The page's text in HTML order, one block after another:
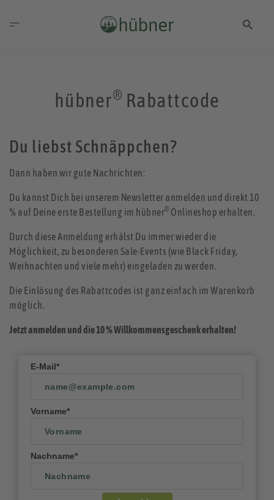
hübner® Rabattcode
Du liebst Schnäppchen?
Dann haben wir gute Nachrichten:
Du kannst Dich bei unserem Newsletter anmelden und direkt 10
% auf Deine erste Bestellung im hübner® Onlineshop erhalten.
Durch diese Anmeldung erhälst Du immer wieder die
Möglichkeit, zu besonderen Sale-Events (wie Black Friday,
Weihnachten und viele mehr) eingeladen zu werden.
Die Einlösung des Rabattcodes ist ganz einfach im Warenkorb
möglich.
Jetzt anmelden und die 10 % Willkommensgeschenk erhalten!
E-Mail*
Vorname*
Nachname*